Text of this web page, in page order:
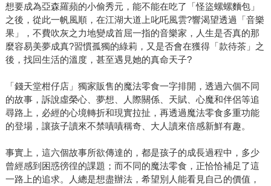
想要成為亞森羅蘋的小偷秀元，能不能在吃了「怪盜螺螺麵包」
之後，從此一帆風順，在江湖大道上叱吒風雲?響渴望透過「音樂
果」，不費吹灰之力地變成首屈一指的音樂家，人生是否真的那
麼容易美夢成真?習慣孤獨的綠莉，又是否會在獲得「款待茶」之
後，找回生活的溫度，甚至遇見她的真命天子?
「錢天堂柑仔店」獨家販售的魔法零食一字排開，透過六個不同
的故事，訴說虛榮心、夢想、人際關係、天賦、心魔和伴侶等追
尋路上，必經的心境轉折和現實拉扯，再透過魔法零食多重功能
的登場，讓孩子讀來不禁嘖嘖稱奇、大人讀來倍感新鮮有趣。
事實上，這六個故事所欲傳達的，都是孩子的成長過程中，多少
曾經感到困惑徬徨的課題；而不同的魔法零食，正恰恰補足了這
一路上的追求。人總是想盡辦法，希望別人能看見自己的價值，